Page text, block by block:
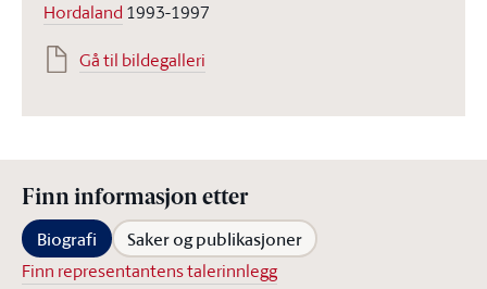
Hordaland 1993-1997
Gå til bildegalleri
Finn informasjon etter
Biografi Saker og publikasjoner
Finn representantens talerinnlegg